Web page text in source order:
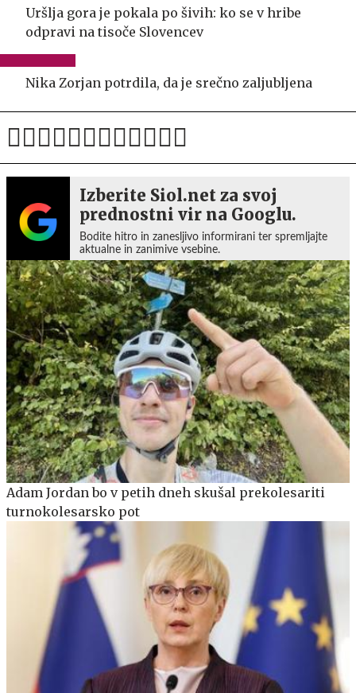
Uršlja gora je pokala po šivih: ko se v hribe
odpravi na tisoče Slovencev
Nika Zorjan potrdila, da je srečno zaljubljena
Izberite Siol.net za svoj
prednostni vir na Googlu.
Bodite hitro in zanesljivo informirani ter spremljajte
aktualne in zanimive vsebine.
Adam Jordan bo v petih dneh skušal prekolesariti
turnokolesarsko pot